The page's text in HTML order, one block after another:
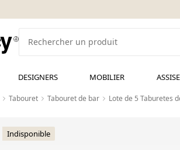
DESIGNERS MOBILIER
Tabouret Tabouret de bar Lote de 5 Taburetes
Indisponible